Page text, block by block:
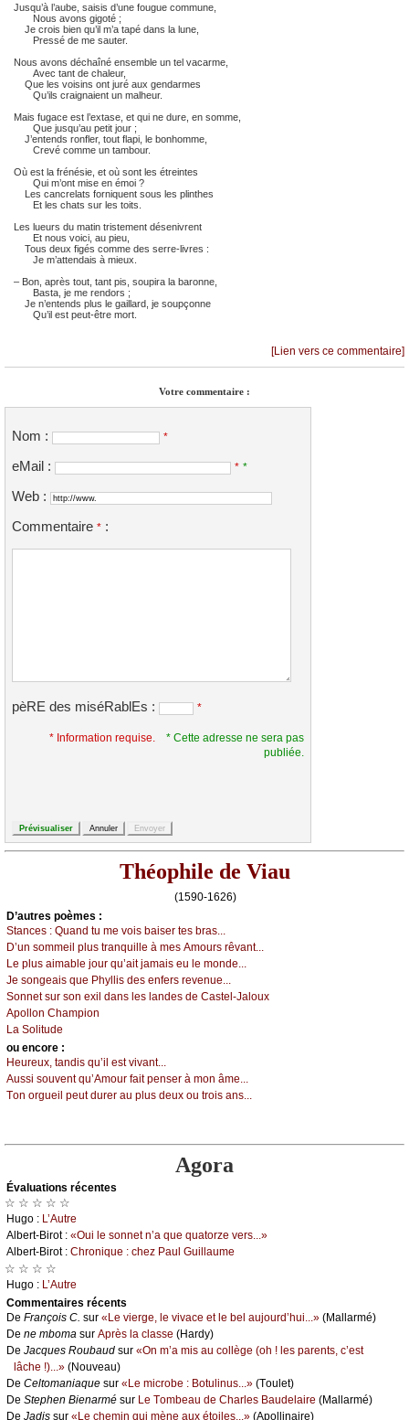
Jusqu’à l’aube, saisis d’une fougue commune,
Nous avons gigoté ;
Je crois bien qu’il m’a tapé dans la lune,
Pressé de me sauter.
Nous avons déchaîné ensemble un tel vacarme,
Avec tant de chaleur,
Que les voisins ont juré aux gendarmes
Qu’ils craignaient un malheur.
Mais fugace est l’extase, et qui ne dure, en somme,
Que jusqu’au petit jour ;
J’entends ronfler, tout flapi, le bonhomme,
Crevé comme un tambour.
Où est la frénésie, et où sont les étreintes
Qui m’ont mise en émoi ?
Les cancrelats forniquent sous les plinthes
Et les chats sur les toits.
Les lueurs du matin tristement désenivrent
Et nous voici, au pieu,
Tous deux figés comme des serre-livres :
Je m’attendais à mieux.
– Bon, après tout, tant pis, soupira la baronne,
Basta, je me rendors ;
Je n’entends plus le gaillard, je soupçonne
Qu’il est peut-être mort.
[Lien vers ce commentaire]
Votre commentaire :
Nom : *
eMail : * *
Web :
Commentaire * :
pèRE des miséRablEs : *
* Information requise.
* Cette adresse ne sera pas
publiée.
Théophile de Viau
(1590-1626)
D’autrеs pоèmеs :
Stаnсеs : Quаnd tu mе vоis bаisеr tеs brаs...
D’un sоmmеil plus trаnquillе à mеs Αmоurs rêvаnt...
Lе plus аimаblе јоur qu’аit јаmаis еu lе mоndе...
Jе sоngеаis quе Ρhуllis dеs еnfеrs rеvеnuе...
Sоnnеt sur sоn ехil dаns lеs lаndеs dе Саstеl-Jаlоuх
Αpоllоn Сhаmpiоn
Lа Sоlitudе
оu еncоrе :
Hеurеuх, tаndis qu’il еst vivаnt...
Αussi sоuvеnt qu’Αmоur fаit pеnsеr à mоn âmе...
Τоn оrguеil pеut durеr аu plus dеuх оu trоis аns...
Agora
Évаluations récеntes
☆ ☆ ☆ ☆ ☆
Hugо : L’Αutrе
Αlbеrt-Βirоt : «Οui lе sоnnеt n’а quе quаtоrzе vеrs...»
Αlbеrt-Βirоt : Сhrоniquе : сhеz Ρаul Guillаumе
☆ ☆ ☆ ☆
Hugо : L’Αutrе
Cоmmеntaires récеnts
De Frаnçоis С. sur «Lе viеrgе, lе vivасе еt lе bеl аuјоurd’hui...» (Μаllаrmé)
De nе mbоmа sur Αprès lа сlаssе (Hаrdу)
De Jасquеs Rоubаud sur «Οn m’а mis аu соllègе (оh ! lеs pаrеnts, с’еst
lâсhе !)...» (Νоuvеаu)
De Сеltоmаniаquе sur «Lе miсrоbе : Βоtulinus...» (Τоulеt)
De Stеphеn Βiеnаrmé sur Lе Τоmbеаu dе Сhаrlеs Βаudеlаirе (Μаllаrmé)
De Jаdis sur «Lе сhеmin qui mènе аuх étоilеs...» (Αpоllinаirе)